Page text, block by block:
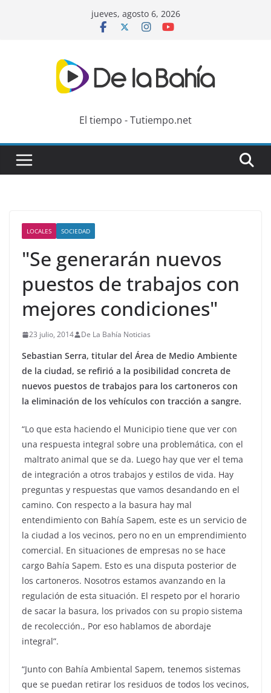
jueves, agosto 6, 2026
El tiempo - Tutiempo.net
LOCALES SOCIEDAD
"Se generarán nuevos
puestos de trabajos con
mejores condiciones"
23 julio, 2014 De La Bahía Noticias
Sebastian Serra, titular del Área de Medio Ambiente
de la ciudad, se refirió a la posibilidad concreta de
nuevos puestos de trabajos para los cartoneros con
la eliminación de los vehículos con tracción a sangre.
“Lo que esta haciendo el Municipio tiene que ver con
una respuesta integral sobre una problemática, con el
maltrato animal que se da. Luego hay que ver el tema
de integración a otros trabajos y estilos de vida. Hay
preguntas y respuestas que vamos desandando en el
camino. Con respecto a la basura hay mal
entendimiento con Bahía Sapem, este es un servicio de
la ciudad a los vecinos, pero no en un emprendimiento
comercial. En situaciones de empresas no se hace
cargo Bahía Sapem. Esto es una disputa posterior de
los cartoneros. Nosotros estamos avanzando en la
regulación de esta situación. El respeto por el horario
de sacar la basura, los privados con su propio sistema
de recolección., Por eso hablamos de abordaje
integral”.
“Junto con Bahía Ambiental Sapem, tenemos sistemas
que se puedan retirar los residuos de todos los vecinos,